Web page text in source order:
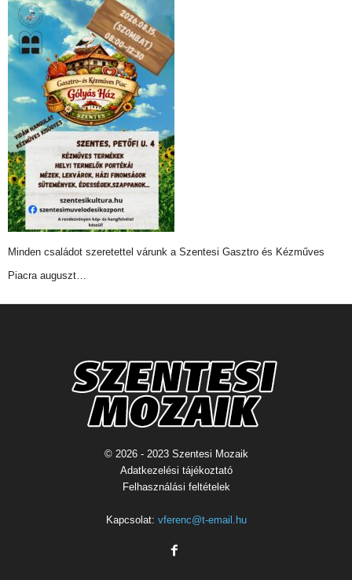
Minden családot szeretettel várunk a Szentesi Gasztro és Kézműves
Piacra auguszt…
© 2026 - 2023 Szentesi Mozaik
Adatkezelési tájékoztató
Felhasználási feltételek
Kapcsolat: vferenc@t-email.hu